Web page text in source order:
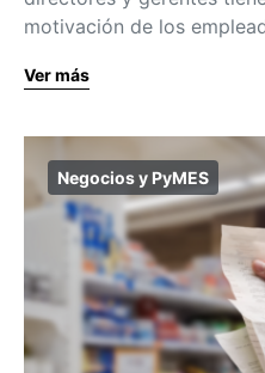
motivación de los
Ver más
Negocios y PyMES